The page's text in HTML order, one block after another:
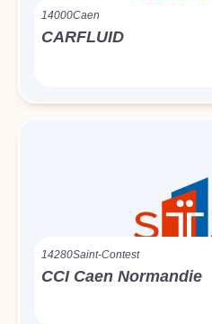
14000Caen
CARFLUID
14280Saint-Contest
CCI Caen Normandie